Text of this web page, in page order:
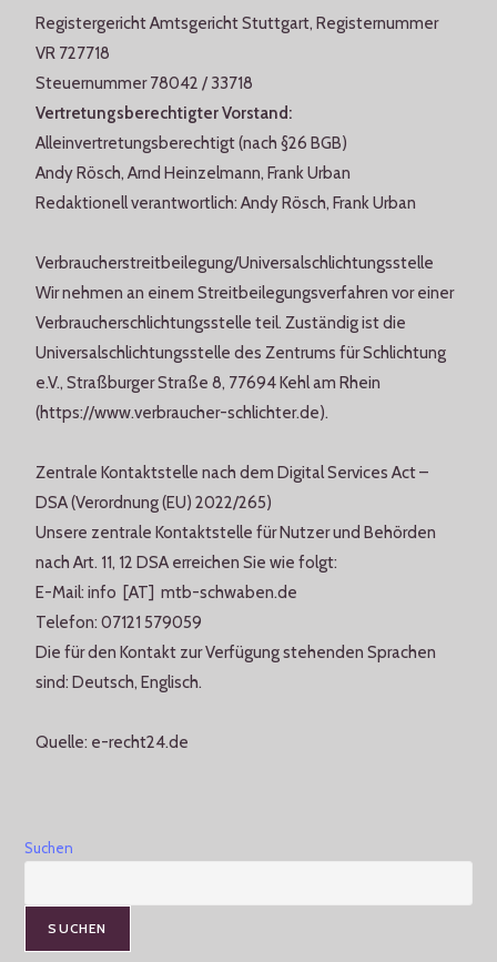
Registergericht Amtsgericht Stuttgart, Registernummer
VR 727718
Steuernummer 78042 / 33718
Vertretungsberechtigter Vorstand:
Alleinvertretungsberechtigt (nach §26 BGB)
Andy Rösch, Arnd Heinzelmann, Frank Urban
Redaktionell verantwortlich: Andy Rösch, Frank Urban
Verbraucherstreitbeilegung/Universalschlichtungsstelle
Wir nehmen an einem Streitbeilegungsverfahren vor einer
Verbraucherschlichtungsstelle teil. Zuständig ist die
Universalschlichtungsstelle des Zentrums für Schlichtung
e.V., Straßburger Straße 8, 77694 Kehl am Rhein
(https://www.verbraucher-schlichter.de).
Zentrale Kontaktstelle nach dem Digital Services Act –
DSA (Verordnung (EU) 2022/265)
Unsere zentrale Kontaktstelle für Nutzer und Behörden
nach Art. 11, 12 DSA erreichen Sie wie folgt:
E-Mail: info [AT] mtb-schwaben.de
Telefon: 07121 579059
Die für den Kontakt zur Verfügung stehenden Sprachen
sind: Deutsch, Englisch.
Quelle: e-recht24.de
Suchen
SUCHEN